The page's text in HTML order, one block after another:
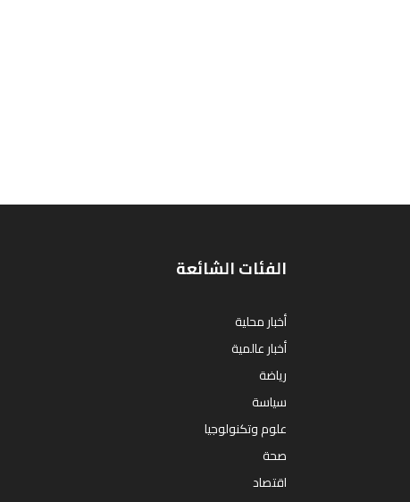
الفئات الشائعة
أخبار محلية
أخبار عالمية
رياضة
سياسة
علوم وتكنولوجيا
صحة
اقتصاد